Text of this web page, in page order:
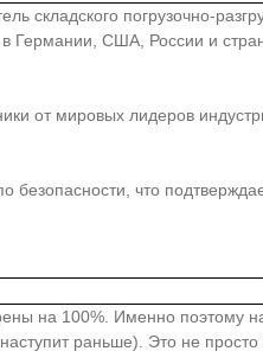
погрузочно-
США, России и
от мировых лидеров
безопасности, что
на 100%. Именно поэтому
раньше). Это не